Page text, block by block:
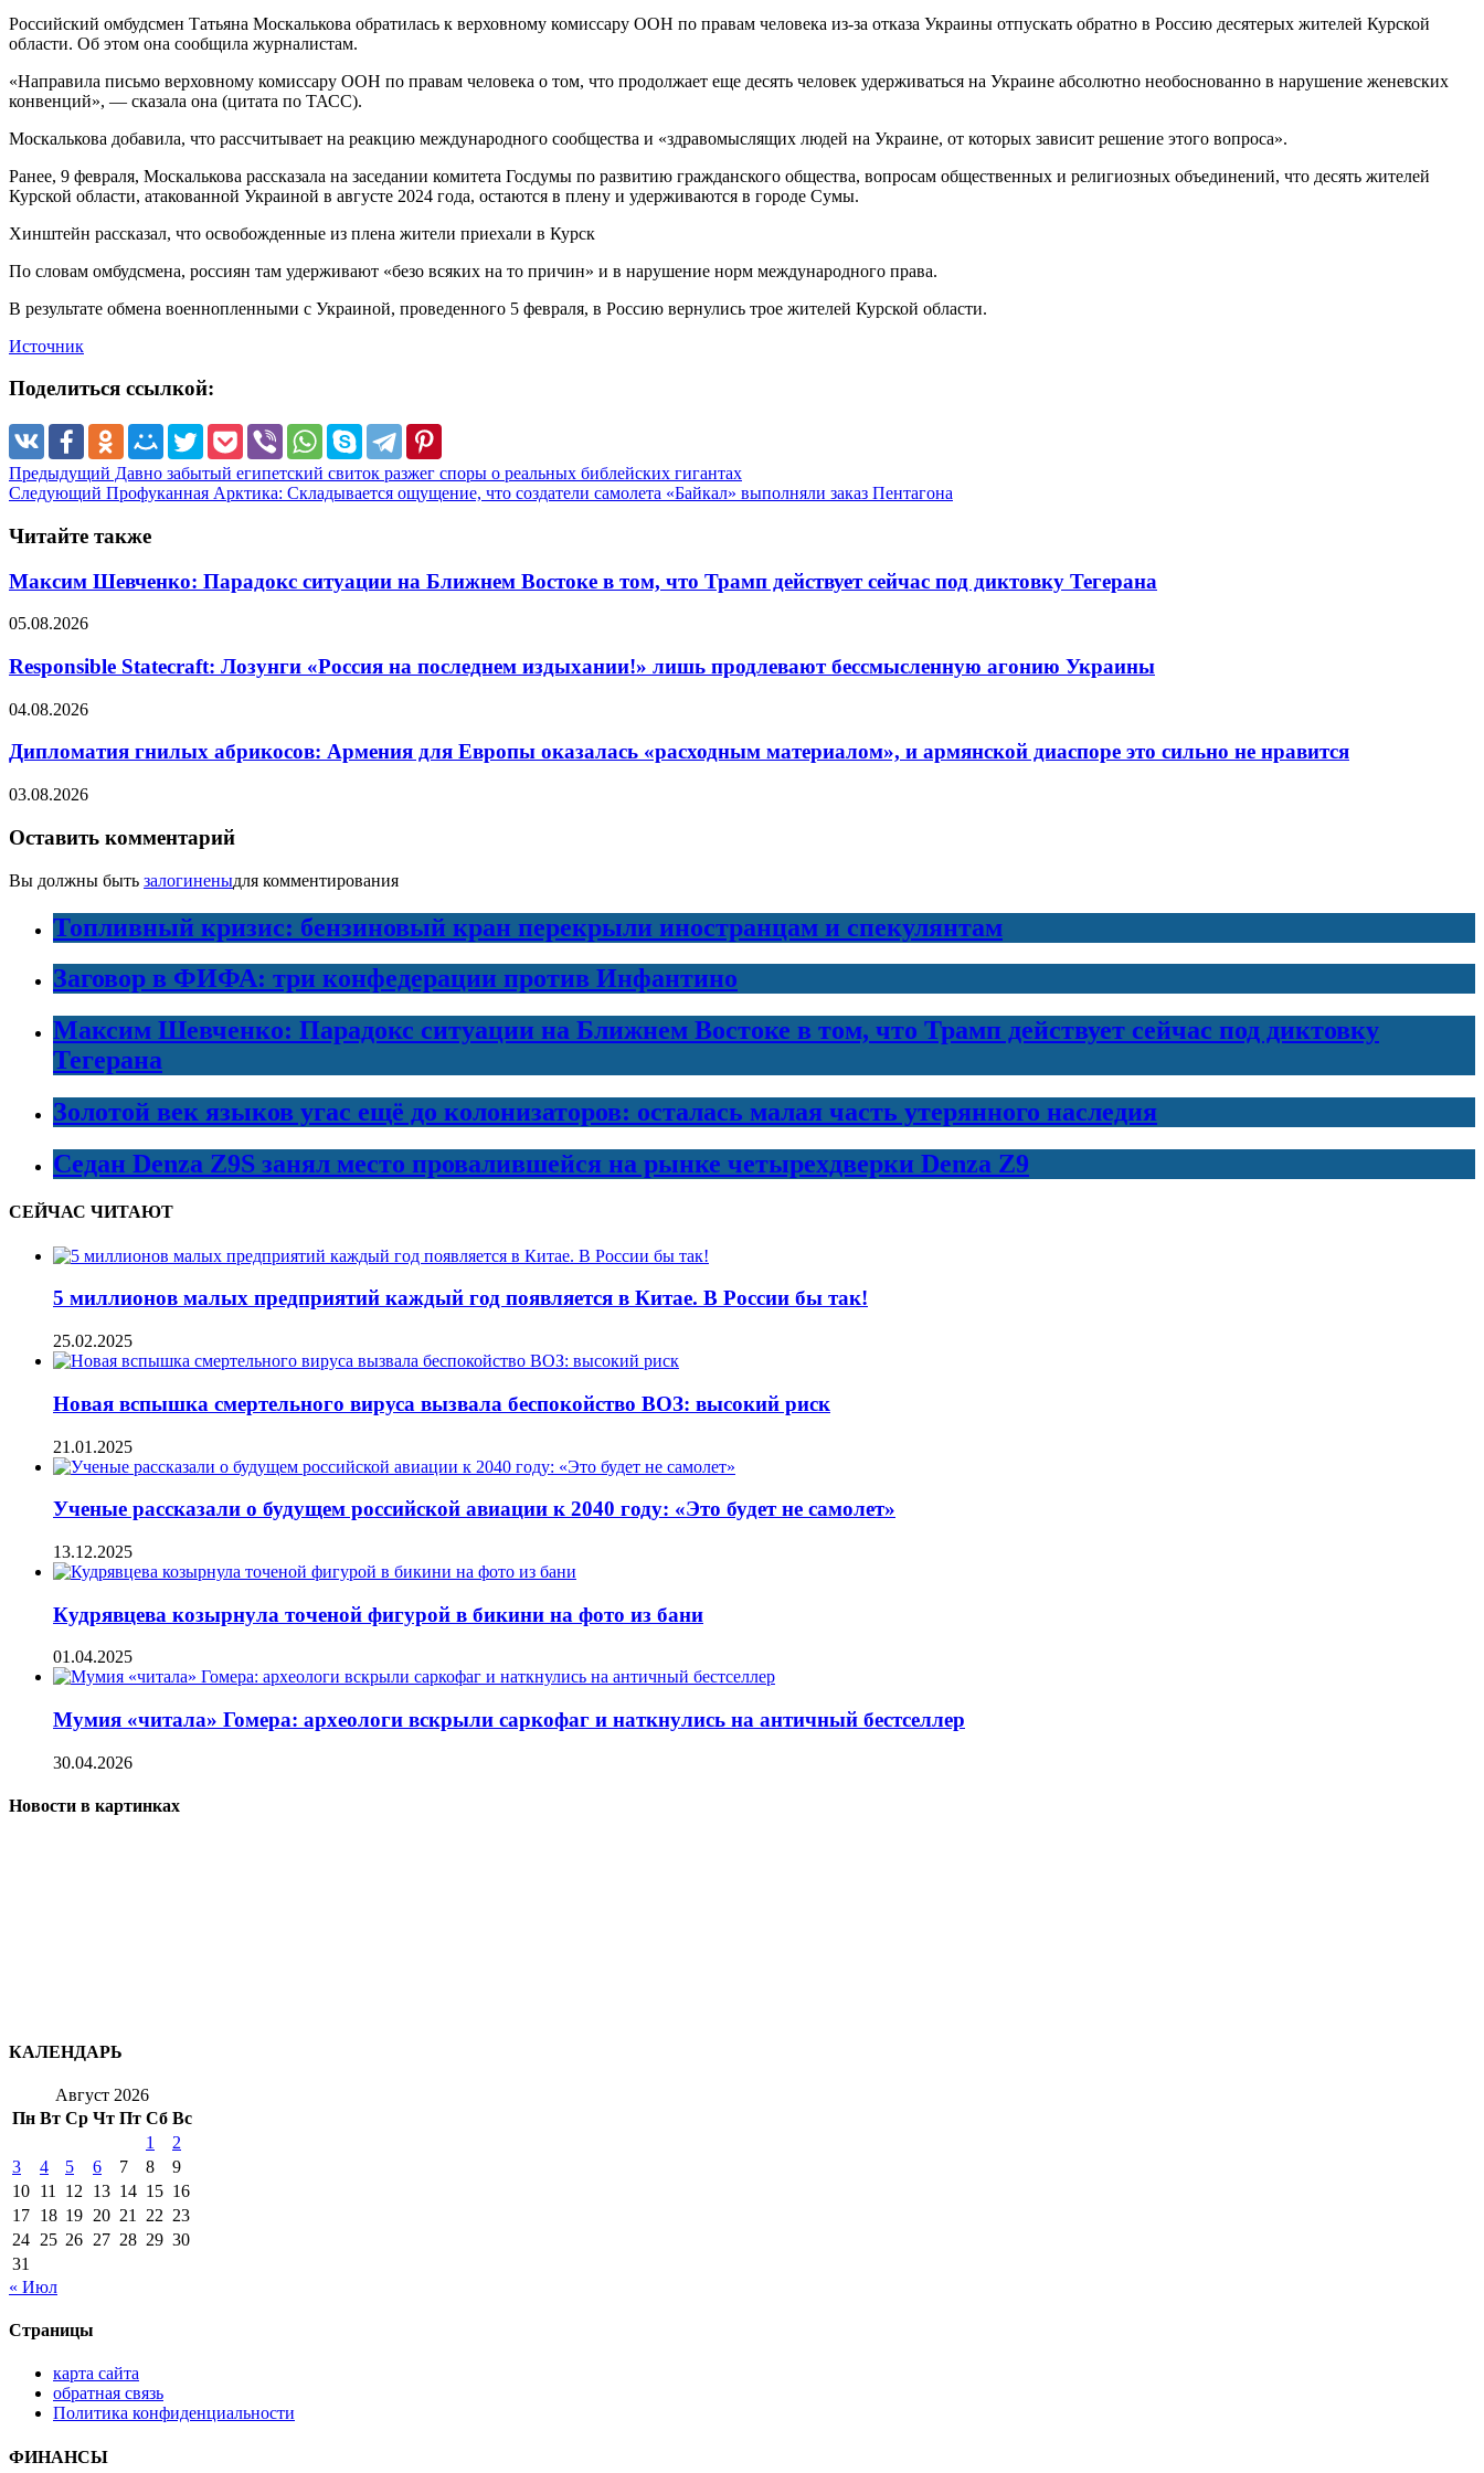
Российский омбудсмен Татьяна Москалькова обратилась к верховному комиссару ООН по правам человека из-за отказа Украины отпускать обратно в Россию десятерых жителей Курской
области. Об этом она сообщила журналистам.
«Направила письмо верховному комиссару ООН по правам человека о том, что продолжает еще десять человек удерживаться на Украине абсолютно необоснованно в нарушение женевских
конвенций», — сказала она (цитата по ТАСС).
Москалькова добавила, что рассчитывает на реакцию международного сообщества и «здравомыслящих людей на Украине, от которых зависит решение этого вопроса».
Ранее, 9 февраля, Москалькова рассказала на заседании комитета Госдумы по развитию гражданского общества, вопросам общественных и религиозных объединений, что десять жителей
Курской области, атакованной Украиной в августе 2024 года, остаются в плену и удерживаются в городе Сумы.
Хинштейн рассказал, что освобожденные из плена жители приехали в Курск
По словам омбудсмена, россиян там удерживают «безо всяких на то причин» и в нарушение норм международного права.
В результате обмена военнопленными с Украиной, проведенного 5 февраля, в Россию вернулись трое жителей Курской области.
Источник
Поделиться ссылкой:
Предыдущий Давно забытый египетский свиток разжег споры о реальных библейских гигантах
Следующий Профуканная Арктика: Складывается ощущение, что создатели самолета «Байкал» выполняли заказ Пентагона
Читайте также
Максим Шевченко: Парадокс ситуации на Ближнем Востоке в том, что Трамп действует сейчас под диктовку Тегерана
05.08.2026
Responsible Statecraft: Лозунги «Россия на последнем издыхании!» лишь продлевают бессмысленную агонию Украины
04.08.2026
Дипломатия гнилых абрикосов: Армения для Европы оказалась «расходным материалом», и армянской диаспоре это сильно не нравится
03.08.2026
Оставить комментарий
Вы должны быть залогиненыдля комментирования
Топливный кризис: бензиновый кран перекрыли иностранцам и спекулянтам
Заговор в ФИФА: три конфедерации против Инфантино
Максим Шевченко: Парадокс ситуации на Ближнем Востоке в том, что Трамп действует сейчас под диктовку
Тегерана
Золотой век языков угас ещё до колонизаторов: осталась малая часть утерянного наследия
Седан Denza Z9S занял место провалившейся на рынке четырехдверки Denza Z9
СЕЙЧАС ЧИТАЮТ
5 миллионов малых предприятий каждый год появляется в Китае. В России бы так!
25.02.2025
Новая вспышка смертельного вируса вызвала беспокойство ВОЗ: высокий риск
21.01.2025
Ученые рассказали о будущем российской авиации к 2040 году: «Это будет не самолет»
13.12.2025
Кудрявцева козырнула точеной фигурой в бикини на фото из бани
01.04.2025
Мумия «читала» Гомера: археологи вскрыли саркофаг и наткнулись на античный бестселлер
30.04.2026
Новости в картинках
КАЛЕНДАРЬ
Август 2026
Пн Вт Ср Чт Пт Сб Вс
1
2
3
4 5 6 7 8
9
10 11 12 13 14 15 16
17 18 19 20 21 22 23
24 25 26 27 28 29 30
31
« Июл
Страницы
карта сайта
обратная связь
Политика конфиденциальности
ФИНАНСЫ